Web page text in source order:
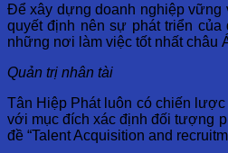
Để xây dựng doanh nghiệp vững
quyết định nên sự phát triển
những nơi làm việc tốt nhất châu
Quản trị nhân tài
Tân Hiệp Phát luôn có chiến
với mục đích xác định đối tượng
đề “Talent Acquisition and